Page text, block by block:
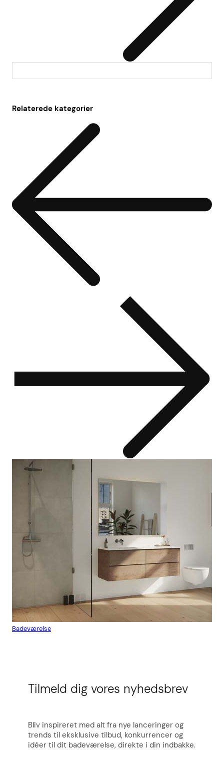
Relaterede kategorier
Badeværelse
Tilmeld dig vores nyhedsbrev
Bliv inspireret med alt fra nye lanceringer og
trends til eksklusive tilbud, konkurrencer og
idéer til dit badeværelse, direkte i din indbakke.